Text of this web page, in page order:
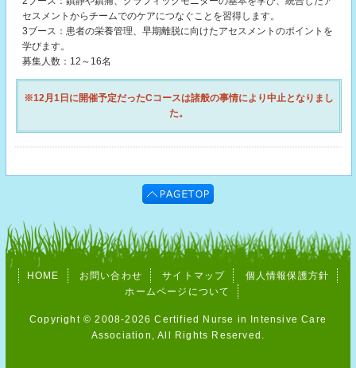
セスメントからチームでのケアにつなぐことを習得します。
3ブース：患者の栄養管理、早期離脱に向けたアセスメントのポイントを
学びます。
募集人数：12～16名
※12月1日に開催予定だったCコースは諸般の事情により中止となりまし
た。
HOME お問い合わせ サイトマップ
個人情報保護方針
ホームページについて
Copyright © 2008-2026 Certified Nurse in Intensive Care
Association, All Rights Reserved.